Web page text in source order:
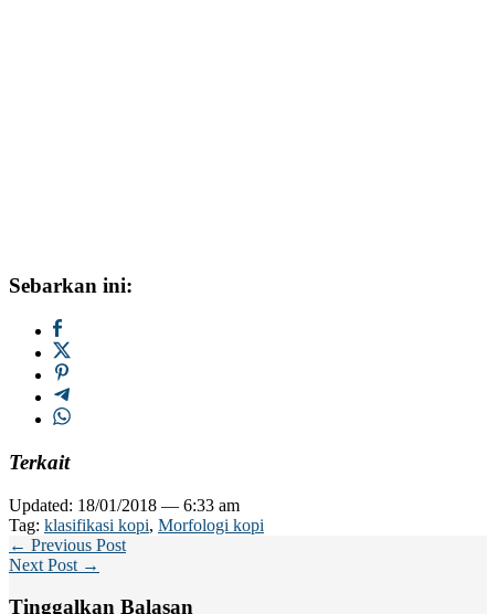
Sebarkan ini:
Terkait
Updated: 18/01/2018 — 6:33 am
Tag: klasifikasi kopi, Morfologi kopi
← Previous Post
Next Post →
Tinggalkan Balasan